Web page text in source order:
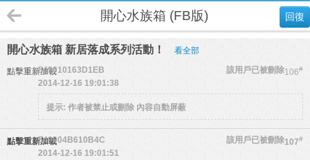
回復
開心水族箱 (FB版)
開心水族箱 新居落成系列活動！ 看全部
點擊重新加載 106#
549010163D1EB
該用戶已被刪除
2014-12-16 19:01:38
提示: 作者被禁止或刪除 內容自動屏蔽
點擊重新加載 107#
549004B610B4C
該用戶已被刪除
2014-12-16 19:01:51